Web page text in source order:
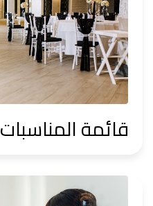
قائمة المناسبات